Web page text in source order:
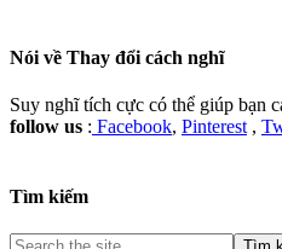
Nói về Thay đổi cách nghĩ
Suy nghĩ tích cực có thể giúp bạn
follow us : Facebook, Pinterest,
Tìm kiếm